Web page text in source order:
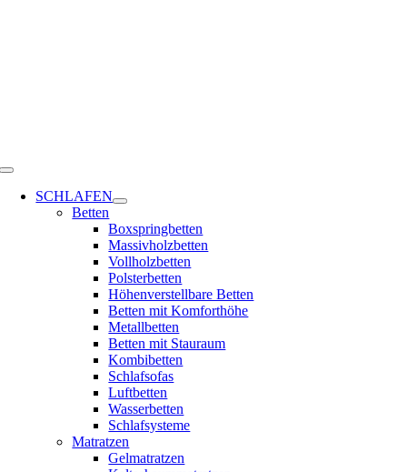
Toggle
NavigationSCHLAFEN
Betten
Boxspringbetten
Massivholzbetten
Vollholzbetten
Polsterbetten
Höhenverstellbare Betten
Betten mit Komforthöhe
Metallbetten
Betten mit Stauraum
Kombibetten
Schlafsofas
Luftbetten
Wasserbetten
Schlafsysteme
Matratzen
Gelmatratzen